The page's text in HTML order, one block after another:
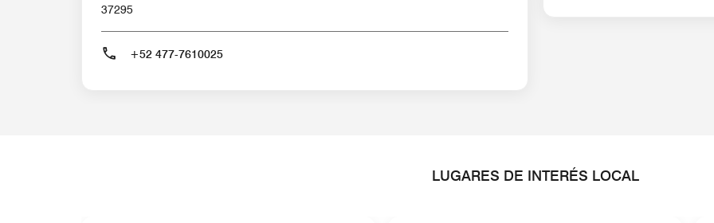
37295
+52 477-7610025
LUGARES DE INTERÉS LOCAL